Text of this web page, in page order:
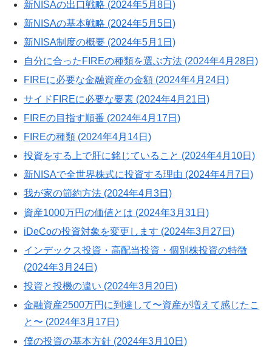
新NISAの出口戦略 (2024年5月8日)
新NISAの基本戦略 (2024年5月5日)
新NISA制度の概要 (2024年5月1日)
自分に合ったFIREの種類を選ぶ方法 (2024年4月28日)
FIREに必要な金融資産の金額 (2024年4月24日)
サイドFIREに必要な要素 (2024年4月21日)
FIREの目指す順番 (2024年4月17日)
FIREの種類 (2024年4月14日)
投資をする上で肝に銘じていること (2024年4月10日)
新NISAで全世界株式に投資する理由 (2024年4月7日)
我が家の節約方法 (2024年4月3日)
資産1000万円の価値とは (2024年3月31日)
iDeCoの投資対象を変更します (2024年3月27日)
インデックス投資・高配当投資・個別株投資の特徴
(2024年3月24日)
投資と投機の違い (2024年3月20日)
金融資産2500万円に到達して〜資産が増えて感じたこ
と〜 (2024年3月17日)
僕の投資の基本方針 (2024年3月10日)